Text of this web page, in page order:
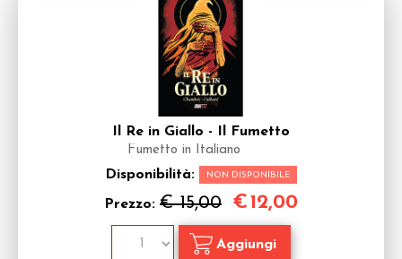
Il Re in Giallo - Il Fumetto
Fumetto in Italiano
Disponibilità: NON DISPONIBILE
Prezzo: € 15,00 €12,00